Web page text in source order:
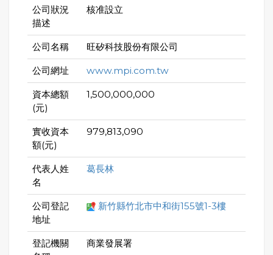
公司狀況
描述
核准設立
公司名稱 旺矽科技股份有限公司
公司網址 www.mpi.com.tw
資本總額
(元)
1,500,000,000
實收資本
額(元)
979,813,090
代表人姓
名
葛長林
公司登記
地址
新竹縣竹北市中和街155號1-3樓
登記機關
商業發展署